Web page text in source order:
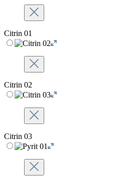
Citrin 01
Citrin 02
Citrin 03